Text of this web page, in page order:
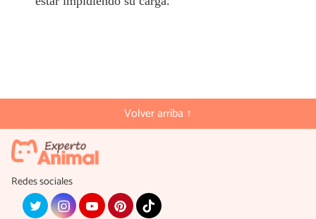
Volver arriba ↑
Redes sociales